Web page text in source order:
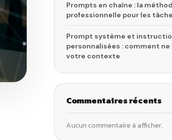
Prompts en chaîne : la
professionnelle pour les
Prompt système et
personnalisées : comment
votre contexte
Commentaires récents
Aucun commentaire à afficher.